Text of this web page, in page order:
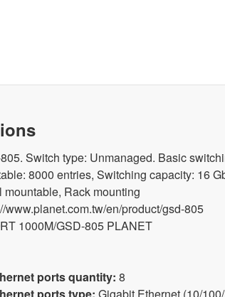
Switch type: Unmanaged. Basic
8000 entries, Switching capacity: 16
Rack mounting
www.planet.com.tw/en/product/gsd-805
1000M/GSD-805 PLANET
ports quantity: 8